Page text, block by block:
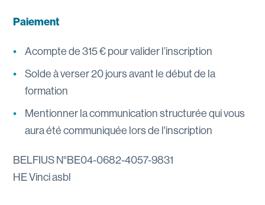
Paiement
Acompte de 315 € pour valider l’inscription
Solde à verser 20 jours avant le début de la
formation
Mentionner la communication structurée qui vous
aura été communiquée lors de l'inscription
BELFIUS N°BE04-0682-4057-9831
HE Vinci asbl